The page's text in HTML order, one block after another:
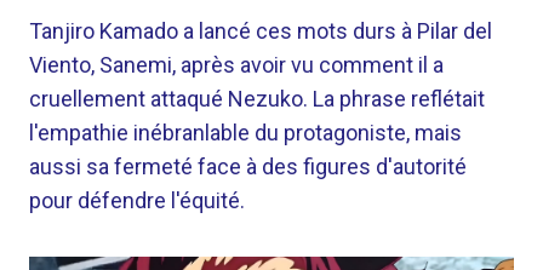
Tanjiro Kamado a lancé ces mots durs à Pilar del
Viento, Sanemi, après avoir vu comment il a
cruellement attaqué Nezuko. La phrase reflétait
l'empathie inébranlable du protagoniste, mais
aussi sa fermeté face à des figures d'autorité
pour défendre l'équité.